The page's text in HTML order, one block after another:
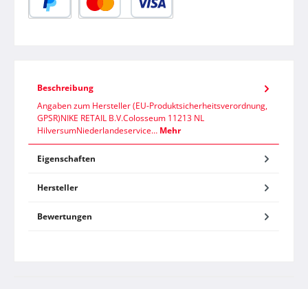
Beschreibung
Angaben zum Hersteller (EU-Produktsicherheitsverordnung,
GPSR)NIKE RETAIL B.V.Colosseum 11213 NL
HilversumNiederlandeservice… Mehr
Eigenschaften
Hersteller
Bewertungen